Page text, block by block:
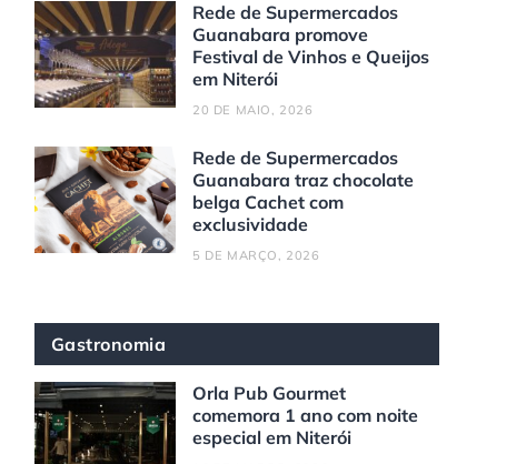
Rede de Supermercados
Guanabara promove
Festival de Vinhos e Queijos
em Niterói
20 DE MAIO, 2026
Rede de Supermercados
Guanabara traz chocolate
belga Cachet com
exclusividade
5 DE MARÇO, 2026
Gastronomia
Orla Pub Gourmet
comemora 1 ano com noite
especial em Niterói